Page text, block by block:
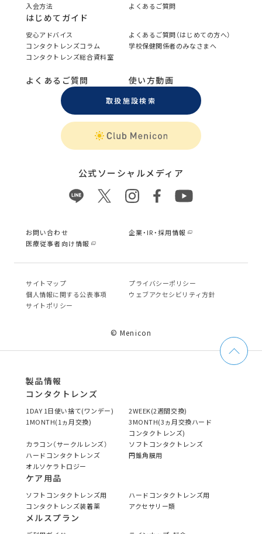
入会方法
よくあるご質問
はじめてガイド
安心アドバイス
よくあるご質問（はじめての方へ）
コンタクトレンズコラム
学校保健関係者のみなさまへ
コンタクトレンズ総合資料室
よくあるご質問 使い方動画
取扱施設検索
公式ソーシャルメディア
お問い合わせ
企業・IR・採用情報
医療従事者向け情報
サイトマップ
プライバシーポリシー
個⼈情報に関する公表事項
ウェブアクセシビリティ方針
サイトポリシー
© Menicon
製品情報
コンタクトレンズ
1DAY 1日使い捨て(ワンデー)
2WEEK(2週間交換)
1MONTH(1ヵ月交換)
3MONTH(3ヵ月交換ハード
コンタクトレンズ)
カラコン（サークルレンズ）
ソフトコンタクトレンズ
ハードコンタクトレンズ
円錐角膜用
オルソケラトロジー
ケア用品
ソフトコンタクトレンズ用
ハードコンタクトレンズ用
コンタクトレンズ装着薬
アクセサリー類
メルスプラン